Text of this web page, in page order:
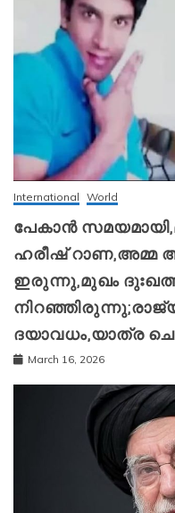
International World
പേകാൻ
ഹരീഷ് റാണ,അമ്മ
ഇരുന്നു,മുഖം
ദയാവധം,യാത്ര
March 16, 2026